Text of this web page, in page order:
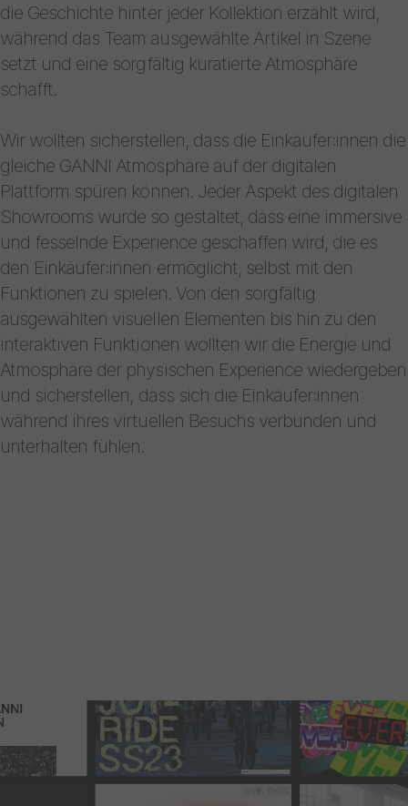
die Geschichte hinter jeder Kollektion erzählt wird,
während das Team ausgewählte Artikel in Szene
setzt und eine sorgfältig kuratierte Atmosphäre
schafft.
Wir wollten sicherstellen, dass die Einkäufer:innen die
gleiche GANNI Atmosphäre auf der digitalen
Plattform spüren können. Jeder Aspekt des digitalen
Showrooms wurde so gestaltet, dass eine immersive
und fesselnde Experience geschaffen wird, die es
den Einkäufer:innen ermöglicht, selbst mit den
Funktionen zu spielen. Von den sorgfältig
ausgewählten visuellen Elementen bis hin zu den
interaktiven Funktionen wollten wir die Energie und
Atmosphäre der physischen Experience wiedergeben
und sicherstellen, dass sich die Einkäufer:innen
während ihres virtuellen Besuchs verbunden und
unterhalten fühlen.